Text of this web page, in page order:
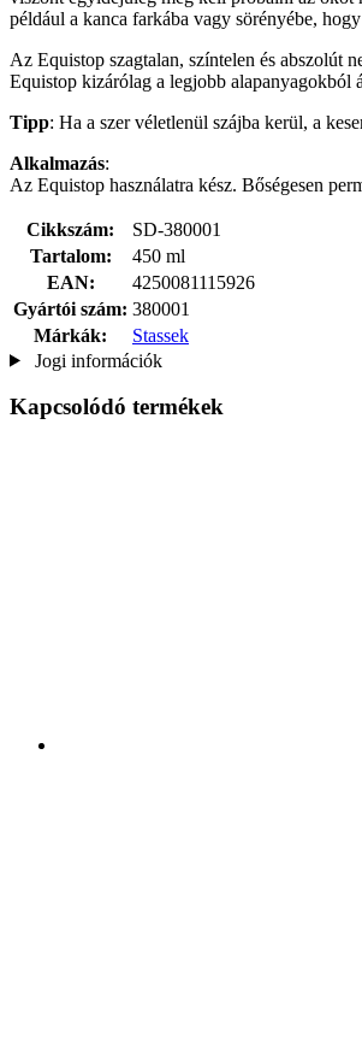
például a kanca farkába vagy sörényébe,
Az Equistop szagtalan, színtelen és abszolút
Equistop kizárólag a legjobb alapanyagokból
Tipp: Ha a szer véletlenül szájba kerül, a
Alkalmazás:
Az Equistop használatra kész. Bőségesen
Cikkszám:
SD-380001
Tartalom:
450 ml
EAN:
4250081115926
Gyártói szám: 380001
Márkák:
Stassek
Jogi információk
Kapcsolódó termékek